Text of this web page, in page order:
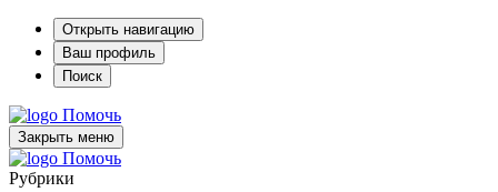
Открыть навигацию
Ваш профиль
Поиск
Помочь
Закрыть меню
Помочь
Рубрики